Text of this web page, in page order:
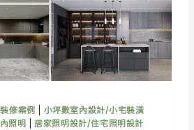
修案例
小坪數室內設計/小宅裝潢
照明 |居家照明設計/住宅照明設計